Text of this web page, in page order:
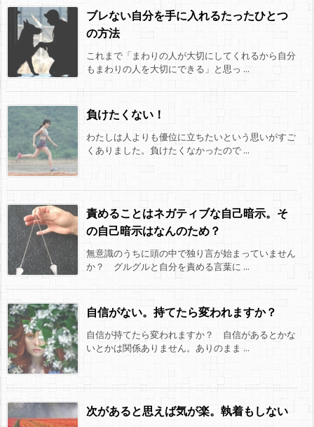
ブレない自分を手に入れるたったひとつ
の方法
これまで「まわりの人が大切にしてくれるから自分
もまわりの人を大切にできる」と思っ ...
負けたくない！
わたしは人よりも優位に立ちたいという思いがすご
くありました。負けたくなかったので ...
責めることはネガティブな自己暗示。そ
の自己暗示はなんのため？
無意識のうちに頭の中で独り言が始まっていません
か？ グルグルと自分を責める言葉に ...
自信がない。持てたら変われますか？
自信が持てたら変われますか？ 自信があるとかな
いとかは関係ありません。ありのまま ...
次があると思えば気が楽。執着もしない